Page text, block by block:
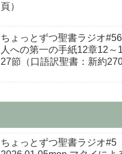
頁）
ちょっとずつ聖書ラジオ
人への第一の手紙12章12～
27節（口語訳聖書：新約
ちょっとずつ聖書ラジオ#5